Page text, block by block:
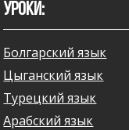
УРОКИ:
Болгарский язык
Цыганский язык
Турецкий язык
Арабский язык